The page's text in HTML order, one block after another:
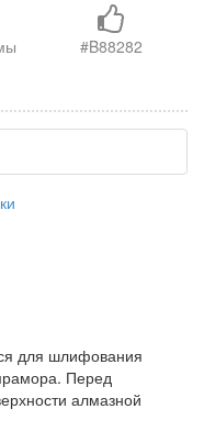
#B88282
для шлифования
Перед
алмазной